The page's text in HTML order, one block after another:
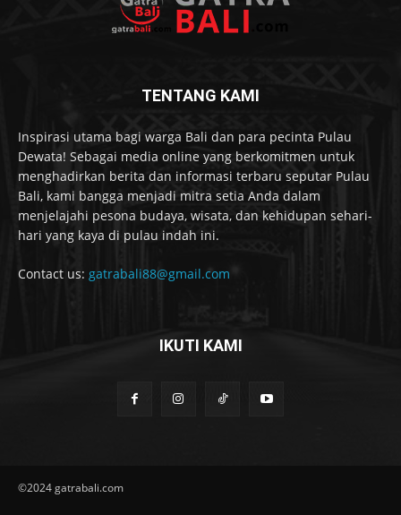
TENTANG KAMI
Inspirasi utama bagi warga Bali dan para pecinta Pulau
Dewata! Sebagai media online yang berkomitmen untuk
menghadirkan berita dan informasi terbaru seputar Pulau
Bali, kami bangga menjadi mitra setia Anda dalam
menjelajahi pesona budaya, wisata, dan kehidupan sehari-
hari yang kaya di pulau indah ini.
Contact us: gatrabali88@gmail.com
IKUTI KAMI
©2024 gatrabali.com